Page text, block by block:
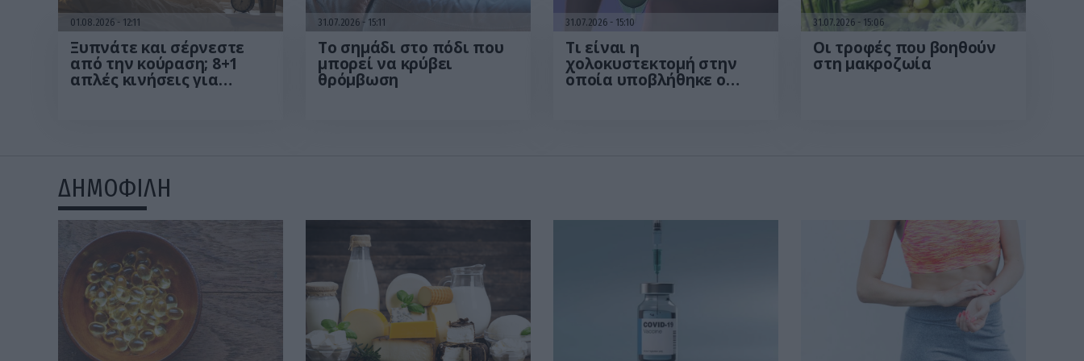
01.08.2026 12:11
Ξυπνάτε και σέρνεστε
από την κούραση; 8+1
απλές κινήσεις για
31.07.2026 15:11
Το σημάδι στο πόδι που
μπορεί να κρύβει
θρόμβωση
31.07.2026 15:10
Τι είναι η
χολοκυστεκτομή στην
οποία υποβλήθηκε ο
31.07.2026 15:06
Οι τροφές που βοηθούν
στη μακροζωία
ΔΗΜΟΦΙΛΗ